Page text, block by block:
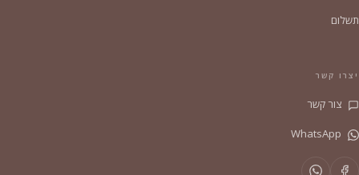
תשלום
יצרו קשר
צור קשר